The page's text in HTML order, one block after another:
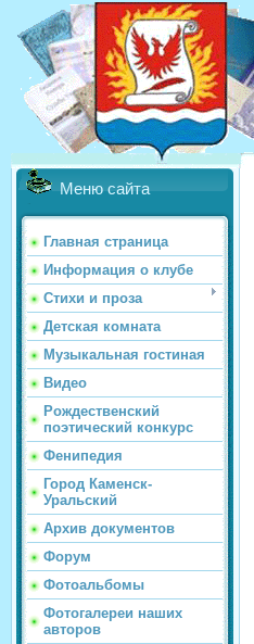
Меню сайта
Главная страница
Информация о клубе
Стихи и проза
Детская комната
Музыкальная гостиная
Видео
Рождественский
поэтический конкурс
Фенипедия
Город Каменск-
Уральский
Архив документов
Форум
Фотоальбомы
Фотогалереи наших
авторов